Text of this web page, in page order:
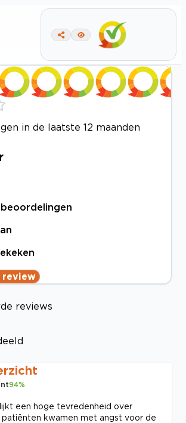
in de laatste 12 maanden
review
reviews
94%
een hoge tevredenheid over
patiënten kwamen met angst voor de